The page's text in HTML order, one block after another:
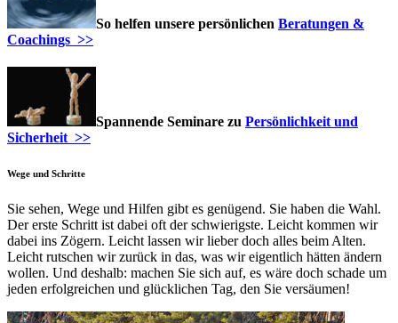
So helfen unsere persönlichen Beratungen &
Coachings >>
Spannende Seminare zu Persönlichkeit und
Sicherheit >>
Wege und Schritte
Sie sehen, Wege und Hilfen gibt es genügend. Sie haben die Wahl.
Der erste Schritt ist dabei oft der schwierigste. Leicht kommen wir
dabei ins Zögern. Leicht lassen wir lieber doch alles beim Alten.
Leicht rutschen wir zurück in das, was wir eigentlich hätten ändern
wollen. Und deshalb: machen Sie sich auf, es wäre doch schade um
jeden erfolgreichen und glücklichen Tag, den Sie versäumen!